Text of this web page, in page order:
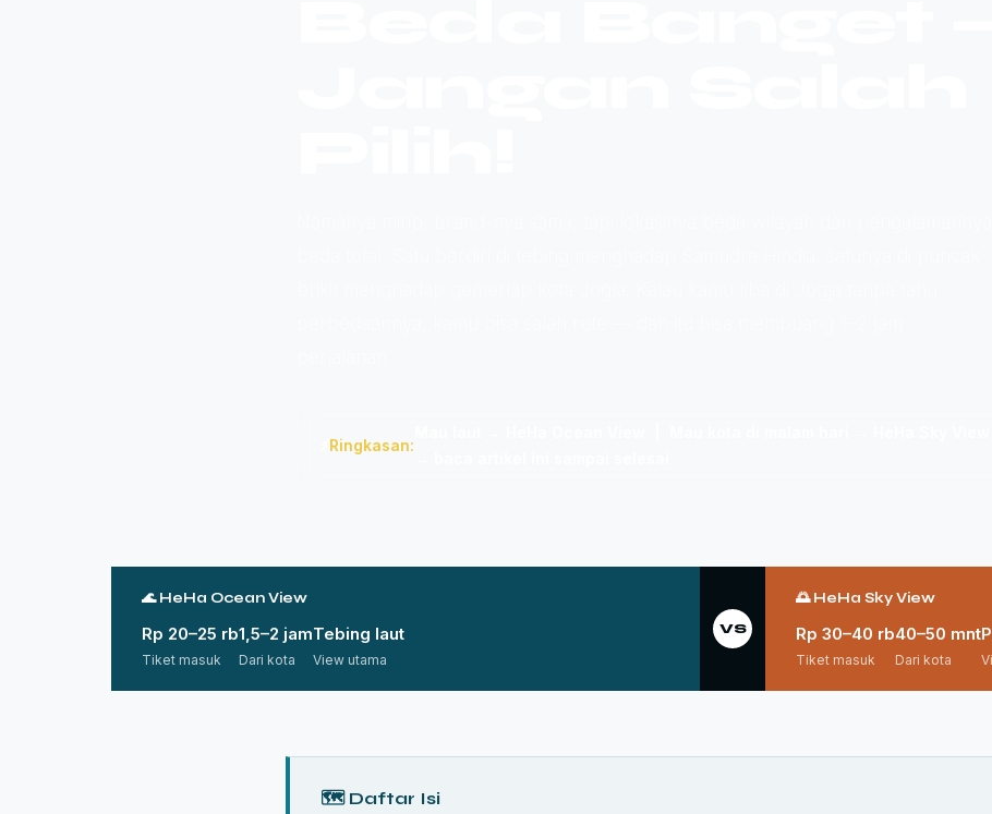
Ringkasan:
🌊 HeHa Ocean View
Rp 20–25 rb
Tiket masuk
1,5–2 jam
Dari kota
Tebing laut
View utama
VS
🌅 HeHa Sky View
Rp 30–40 rb
Tiket masuk
40–50 mnt
Dari kota
🗺 Daftar Isi